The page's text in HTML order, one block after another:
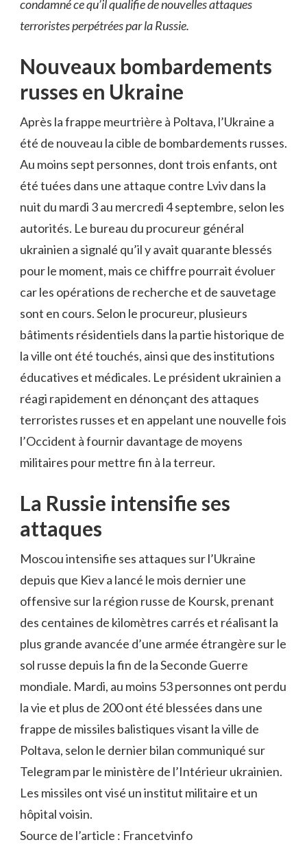
condamné ce qu’il qualifie de nouvelles attaques
terroristes perpétrées par la Russie.
Nouveaux bombardements
russes en Ukraine
Après la frappe meurtrière à Poltava, l’Ukraine a
été de nouveau la cible de bombardements russes.
Au moins sept personnes, dont trois enfants, ont
été tuées dans une attaque contre Lviv dans la
nuit du mardi 3 au mercredi 4 septembre, selon les
autorités. Le bureau du procureur général
ukrainien a signalé qu’il y avait quarante blessés
pour le moment, mais ce chiffre pourrait évoluer
car les opérations de recherche et de sauvetage
sont en cours. Selon le procureur, plusieurs
bâtiments résidentiels dans la partie historique de
la ville ont été touchés, ainsi que des institutions
éducatives et médicales. Le président ukrainien a
réagi rapidement en dénonçant des attaques
terroristes russes et en appelant une nouvelle fois
l’Occident à fournir davantage de moyens
militaires pour mettre fin à la terreur.
La Russie intensifie ses
attaques
Moscou intensifie ses attaques sur l’Ukraine
depuis que Kiev a lancé le mois dernier une
offensive sur la région russe de Koursk, prenant
des centaines de kilomètres carrés et réalisant la
plus grande avancée d’une armée étrangère sur le
sol russe depuis la fin de la Seconde Guerre
mondiale. Mardi, au moins 53 personnes ont perdu
la vie et plus de 200 ont été blessées dans une
frappe de missiles balistiques visant la ville de
Poltava, selon le dernier bilan communiqué sur
Telegram par le ministère de l’Intérieur ukrainien.
Les missiles ont visé un institut militaire et un
hôpital voisin.
Source de l’article : Francetvinfo